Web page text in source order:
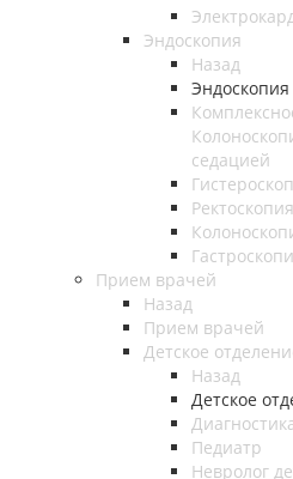
Эндоскопия
Назад
Эндоскопия
седацией
Ректоскопия
Прием врачей
Назад
Прием врачей
Детское
Назад
Детское
Педиатр
Невролог